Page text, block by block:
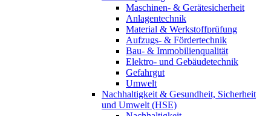
Maschinen- & Gerätesicherheit
Anlagentechnik
Material & Werkstoffprüfung
Aufzugs- & Fördertechnik
Bau- & Immobilienqualität
Elektro- und Gebäudetechnik
Gefahrgut
Umwelt
Nachhaltigkeit & Gesundheit, Sicherheit
und Umwelt (HSE)